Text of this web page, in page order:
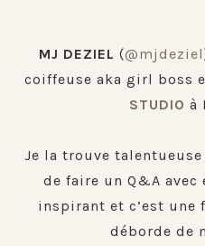
MJ DEZIEL (@mjdeziel
coiffeuse aka girl boss
STUDIO à
Je la trouve
de faire un Q&A
inspirant et c’est une
déborde de